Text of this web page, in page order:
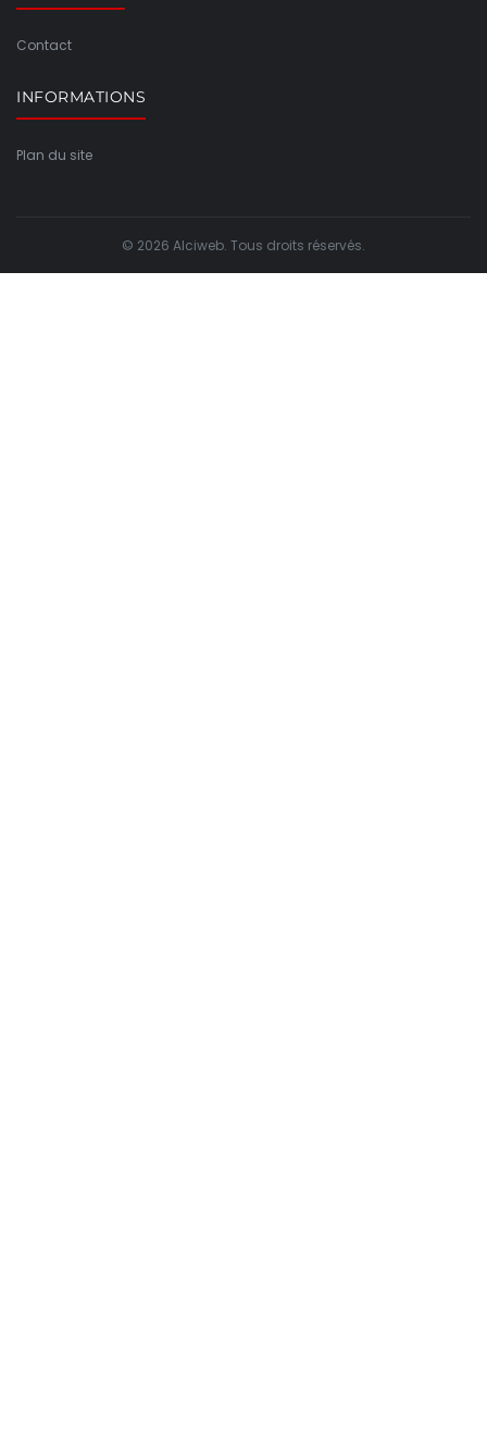
Contact
INFORMATIONS
Plan du site
© 2026 Alciweb. Tous droits réservés.